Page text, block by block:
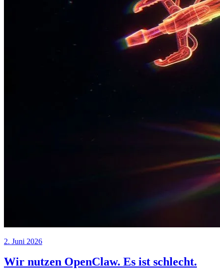
2. Juni 2026
Wir nutzen OpenClaw. Es ist schlecht.